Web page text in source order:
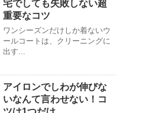
宅でしても失敗しない超
重要なコツ
ワンシーズンだけしか着ないウ
ールコートは、クリーニングに
出す...
アイロンでしわが伸びな
いなんて言わせない！コ